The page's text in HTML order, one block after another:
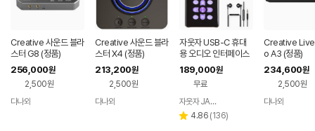
Creative 사운드 블라
스터 G8 (정품)
256,000원
2,500원
다나와
Creative 사운드 블라
스터 X4 (정품)
213,200원
2,500원
다나와
자웃자 USB-C 휴대
용 오디오 인터페이스
189,000원
무료
페이
자웃자 JAUTJA
별 4.86 리
(136)
Creative
o A3 (정품)
234,600원
2,500원
다나와